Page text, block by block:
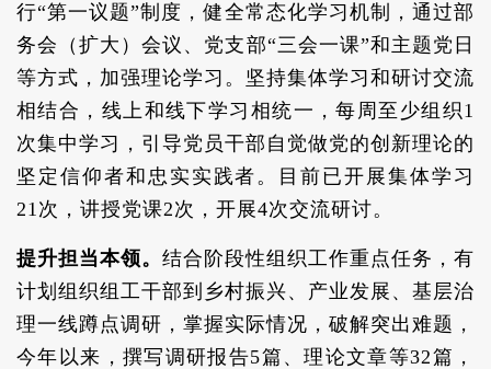
行“第一议题”制度，健全常态化学习机制，通过部
务会（扩大）会议、党支部“三会一课”和主题党日
等方式，加强理论学习。坚持集体学习和研讨交流
相结合，线上和线下学习相统一，每周至少组织1
次集中学习，引导党员干部自觉做党的创新理论的
坚定信仰者和忠实实践者。目前已开展集体学习
21次，讲授党课2次，开展4次交流研讨。
提升担当本领。 结合阶段性组织工作重点任务，有
计划组织组工干部到乡村振兴、产业发展、基层治
理一线蹲点调研，掌握实际情况，破解突出难题，
今年以来，撰写调研报告5篇、理论文章等32篇，